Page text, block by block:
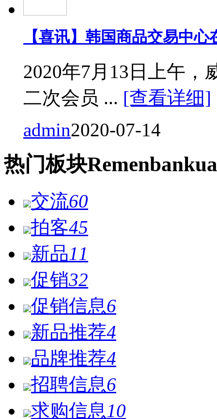
【喜讯】韩国商品交易中
2020年7月13日上午，
二次会员 ... [查看详细]
admin2020-07-14
热门板块Remen
交流60
拍客45
新品11
促销32
促销信息6
新品推荐4
品牌推荐4
招聘信息6
求购信息 10